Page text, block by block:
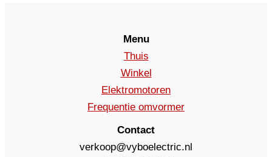
Menu
Thuis
Winkel
Elektromotoren
Frequentie omvormer
Contact
verkoop@vyboelectric.nl